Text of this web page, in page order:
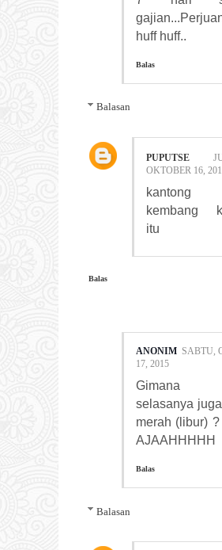
huff huff..
Balas
Balasan
PUPUTSE
OKTOBER 16,
kantong
kembang
itu
Balas
ANONIM SABTU,
17, 2015
Gimana
selasanya juga
merah (libur)
AJAAHHHHH
Balas
Balasan